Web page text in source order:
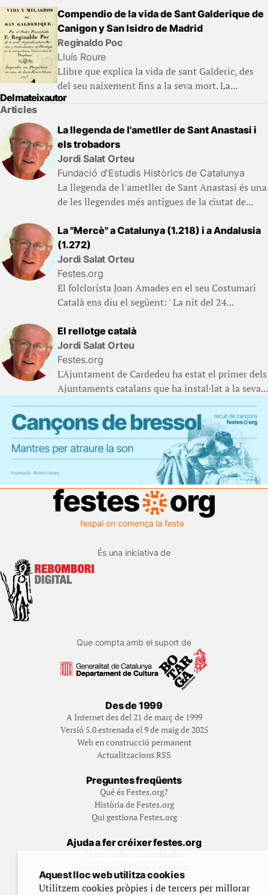
Compendio de la vida de Sant Galderique de
Canigon y San Isidro de Madrid
Reginaldo Poc
Lluís Roure
Llibre que explica la vida de sant Galderic, des
del seu naixement fins a la seva mort. La...
Del mateix autor
Articles
La llegenda de l'ametller de Sant Anastasi i
els trobadors
Jordi Salat Orteu
Fundació d'Estudis Històrics de Catalunya
La llegenda de l'ametller de Sant Anastasi és una
de les llegendes més antigues de la ciutat de...
La "Mercè" a Catalunya (1.218) i a Andalusia
(1.272)
Jordi Salat Orteu
Festes.org
El folclorista Joan Amades en el seu Costumari
Català ens diu el següent: ' La nit del 24...
El rellotge català
Jordi Salat Orteu
Festes.org
L'Ajuntament de Cardedeu ha estat el primer dels
Ajuntaments catalans que ha instal·lat a la seva...
És una iniciativa de
Que compta amb el suport de
Des de 1999
A Internet des del 21 de març de 1999
Versió 5.0 estrenada el 9 de maig de 2025
Web en construcció permanent
Actualitzacions RSS
Preguntes freqüents
Qué és Festes.org?
Història de Festes.org
Qui gestiona Festes.org
Ajuda a fer créixer festes.org
Contracta publicitat
Fes un donatiu puntual
Aquest lloc web utilitza cookies
Utilitzem cookies pròpies i de tercers per millorar